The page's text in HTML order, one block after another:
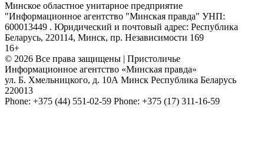
Минское областное унитарное предприятие
"Информационное агентство "Минская правда" УНП:
600013449 . Юридический и почтовый адрес: Республика
Беларусь, 220114, Минск, пр. Независимости 169
16+
© 2026 Все права защищены | Пристоличье
Информационное агентство «Минская правда»
ул. Б. Хмельницкого, д. 10А Минск Республика Беларусь
220013
Phone: +375 (44) 551-02-59 Phone: +375 (17) 311-16-59